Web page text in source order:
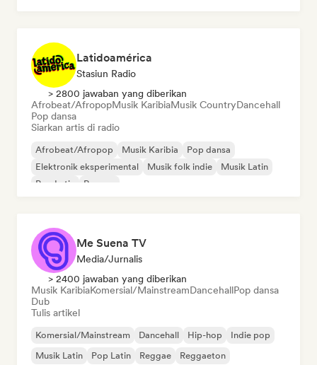
Latidoamérica
Stasiun Radio
> 2800 jawaban yang diberikan
Afrobeat/AfropopMusik KaribiaMusik CountryDancehall
Pop dansa
Siarkan artis di radio
Afrobeat/Afropop Musik Karibia
Pop dansa
Elektronik eksperimental
Musik folk indie
Musik Latin
Pop Latin
Reggae
Me Suena TV
Media/Jurnalis
> 2400 jawaban yang diberikan
Musik KaribiaKomersial/MainstreamDancehallPop dansa
Dub
Tulis artikel
Komersial/Mainstream Dancehall Hip-hop
Indie pop
Musik Latin
Pop Latin Reggae Reggaeton